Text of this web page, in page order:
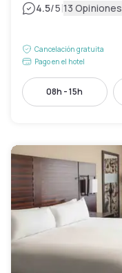
4.5/5|13 Opiniones
Cancelación gratuita
Pago en el hotel
08h - 15h